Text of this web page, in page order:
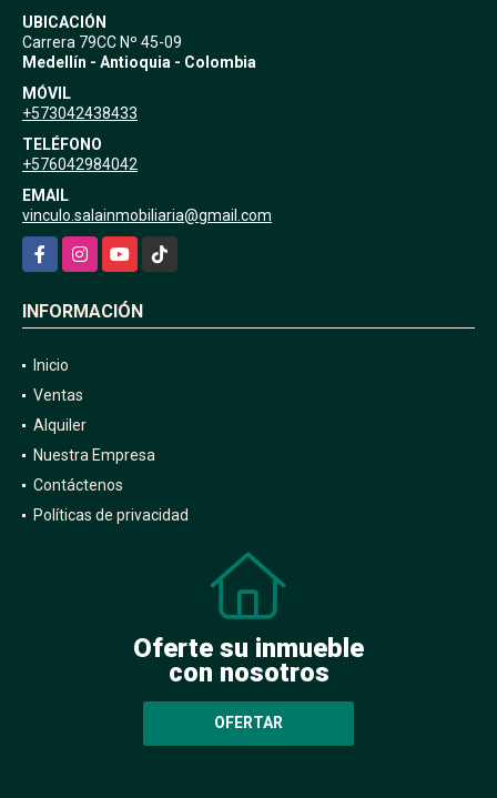
UBICACIÓN
Carrera 79CC Nº 45-09
Medellín - Antioquia - Colombia
MÓVIL
+573042438433
TELÉFONO
+576042984042
EMAIL
vinculo.salainmobiliaria@gmail.com
FacebookInstagramYouTubeTikTok
INFORMACIÓN
Inicio
Ventas
Alquiler
Nuestra Empresa
Contáctenos
Políticas de privacidad
Oferte su inmueble
con nosotros
OFERTAR